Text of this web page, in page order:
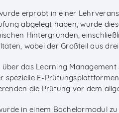
erprobt in einer
abgelegt haben, wurde
Hintergründen,
wobei der Großteil aus
das Learning
spezielle E-
die Prüfung vor dem
in einem Bachelormodul